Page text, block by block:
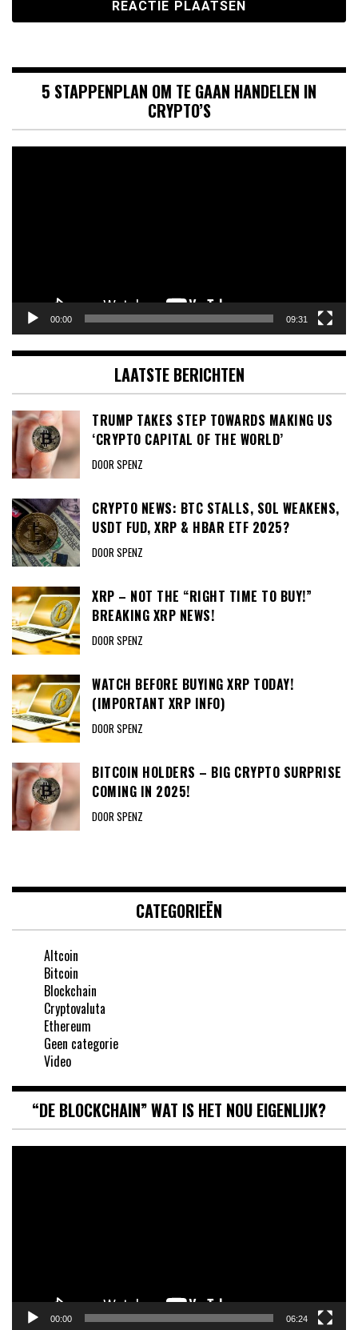
5 STAPPENPLAN OM TE GAAN HANDELEN IN
CRYPTO’S
00:00 09:31
LAATSTE BERICHTEN
TRUMP TAKES STEP TOWARDS MAKING US
‘CRYPTO CAPITAL OF THE WORLD’
DOOR SPENZ
CRYPTO NEWS: BTC STALLS, SOL WEAKENS,
USDT FUD, XRP & HBAR ETF 2025?
DOOR SPENZ
XRP – NOT THE “RIGHT TIME TO BUY!”
BREAKING XRP NEWS!
DOOR SPENZ
WATCH BEFORE BUYING XRP TODAY!
(IMPORTANT XRP INFO)
DOOR SPENZ
BITCOIN HOLDERS – BIG CRYPTO SURPRISE
COMING IN 2025!
DOOR SPENZ
CATEGORIEËN
Altcoin
Bitcoin
Blockchain
Cryptovaluta
Ethereum
Geen categorie
Video
“DE BLOCKCHAIN” WAT IS HET NOU EIGENLIJK?
00:00 06:24